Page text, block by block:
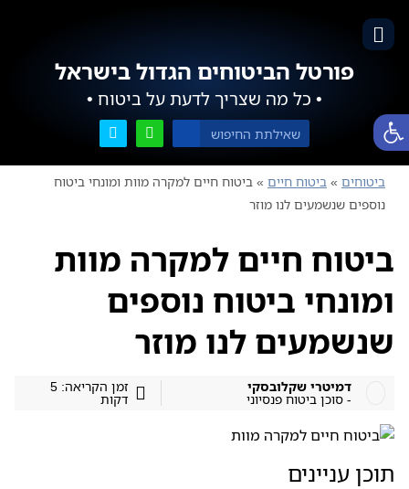
פורטל הביטוחים הגדול בישראל
• כל מה שצריך לדעת על ביטוח •
ביטוחים » ביטוח חיים » ביטוח חיים למקרה מוות ומונחי ביטוח
נוספים שנשמעים לנו מוזר
ביטוח חיים למקרה מוות
ומונחי ביטוח נוספים
שנשמעים לנו מוזר
דמיטרי שקלובסקי
- סוכן ביטוח פנסיוני
זמן הקריאה: 5
דקות
תוכן עניינים
פתח סרגל נגישות